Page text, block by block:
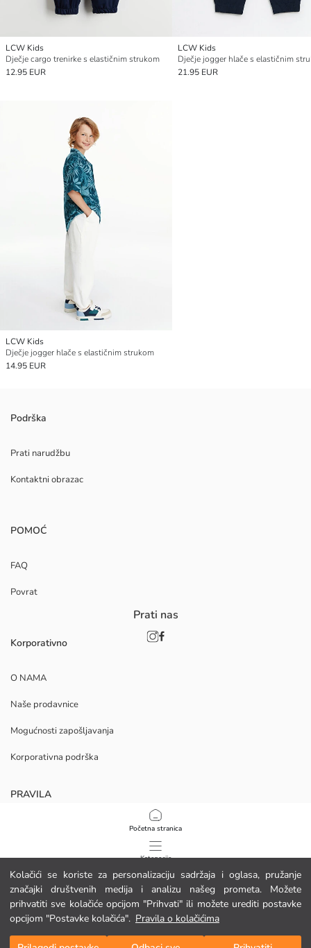
Kolačići se koriste za personalizaciju sadržaja i oglasa, pružanje
značajki društvenih medija i analizu našeg prometa. Možete
prihvatiti sve kolačiće opcijom "Prihvati" ili možete urediti postavke
opcijom "Postavke kolačića". Pravila o kolačićima
Početna stranica
Kategorije
Moja košarica
LCW Kids
Dječje cargo trenirke s elastičnim strukom
12.95 EUR
LCW Kids
Dječje jogger hlače s elastičnim
21.95 EUR
LCW Kids
Dječje jogger hlače s elastičnim strukom
14.95 EUR
Podrška
Prati narudžbu
Kontaktni obrazac
POMOĆ
FAQ
Povrat
Korporativno
O NAMA
Naše prodavnice
Mogućnosti zapošljavanja
Korporativna podrška
PRAVILA
Politika privatnosti i sigurnosti podataka
Uvjeti korištenja
Politika kolačića
Preuzmite našu aplikaciju
Prati nas